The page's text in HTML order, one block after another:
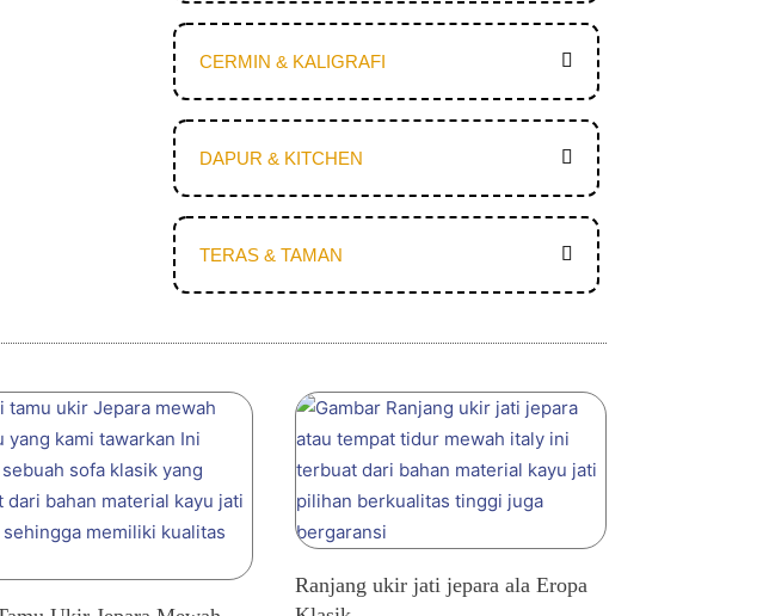
CERMIN & KALIGRAFI
DAPUR & KITCHEN
TERAS & TAMAN
Ranjang ukir jati jepara ala Eropa